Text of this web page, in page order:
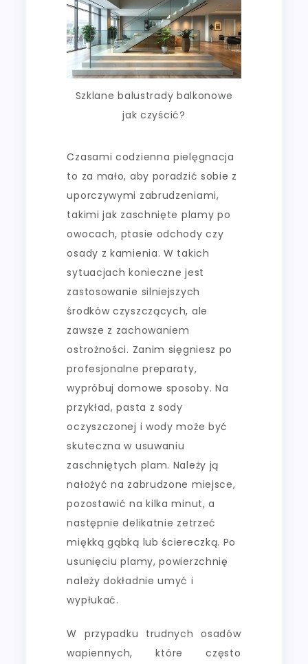
Szklane balustrady balkonowe
jak czyścić?
Czasami codzienna pielęgnacja
to za mało, aby poradzić sobie z
uporczywymi zabrudzeniami,
takimi jak zaschnięte plamy po
owocach, ptasie odchody czy
osady z kamienia. W takich
sytuacjach konieczne jest
zastosowanie silniejszych
środków czyszczących, ale
zawsze z zachowaniem
ostrożności. Zanim sięgniesz po
profesjonalne preparaty,
wypróbuj domowe sposoby. Na
przykład, pasta z sody
oczyszczonej i wody może być
skuteczna w usuwaniu
zaschniętych plam. Należy ją
nałożyć na zabrudzone miejsce,
pozostawić na kilka minut, a
następnie delikatnie zetrzeć
miękką gąbką lub ściereczką. Po
usunięciu plamy, powierzchnię
należy dokładnie umyć i
wypłukać.
W przypadku trudnych osadów
wapiennych, które często